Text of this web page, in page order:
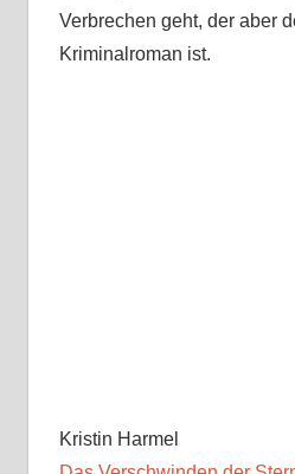
Verbrechen geht, der aber
Kriminalroman ist.
Kristin Harmel